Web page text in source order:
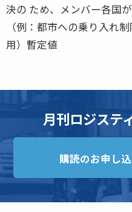
決の ため、メンバー各国
（例：都市への乗り入れ
用）暫定値
月刊ロジステ
購読のお申し